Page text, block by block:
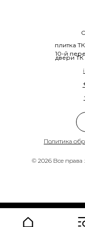
© 2026 Все
Политика
плитка
10-й
двери ТК